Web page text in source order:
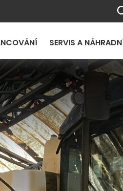
SERVIS A